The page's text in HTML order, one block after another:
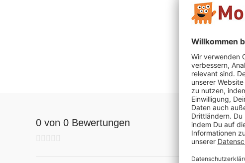
0 von 0 Bewertungen